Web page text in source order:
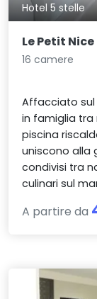
Hotel 5 stelle
Le Petit
16 camere
Affacciato sul
in famiglia tra
piscina
uniscono alla
condivisi tra
culinari sul
A partire da